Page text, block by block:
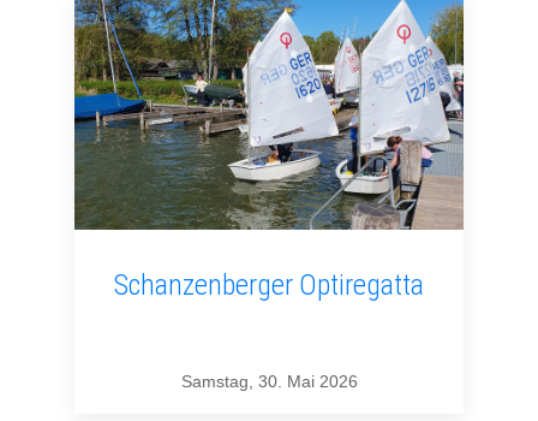
Schanzenberger Optiregatta
Samstag, 30. Mai 2026